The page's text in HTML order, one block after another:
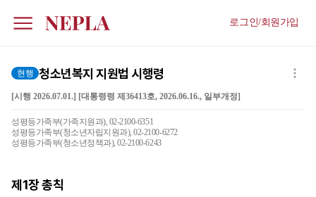
로그인/회원가입
현행 청소년복지 지원법 시행령
[시행 2026.07.01.] [대통령령 제36413호, 2026.06.16., 일부개정]
성평등가족부(가족지원과), 02-2100-6351
성평등가족부(청소년자립지원과), 02-2100-6272
성평등가족부(청소년정책과), 02-2100-6243
제1장총칙